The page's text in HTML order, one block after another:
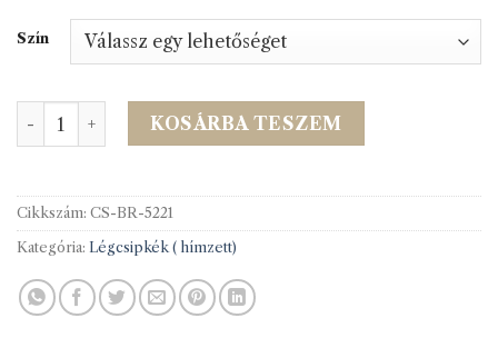
Szín
Légcsipke 5221 tipus mennyiség
KOSÁRBA TESZEM
Cikkszám: CS-BR-5221
Kategória: Légcsipkék ( hímzett)